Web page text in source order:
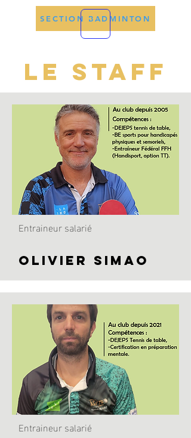
SECTION BADMINTON
Le STAFF
Entraineur salarié
Olivier SIMAO
Entraineur salarié